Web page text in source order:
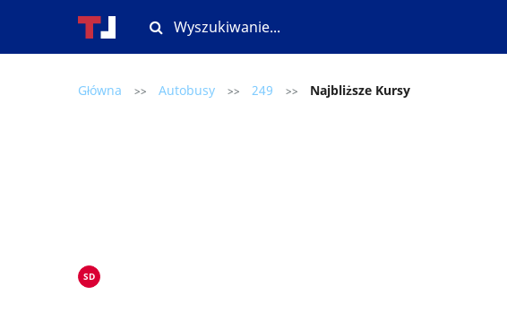
Główna >> Autobusy >> 249 >> Najbliższe Kursy
SD